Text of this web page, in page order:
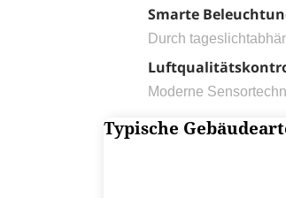
Smarte
Durch
Moderne
Typische